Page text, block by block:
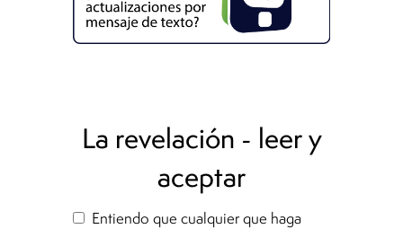
La revelación - leer y
aceptar
Entiendo que cualquier que haga